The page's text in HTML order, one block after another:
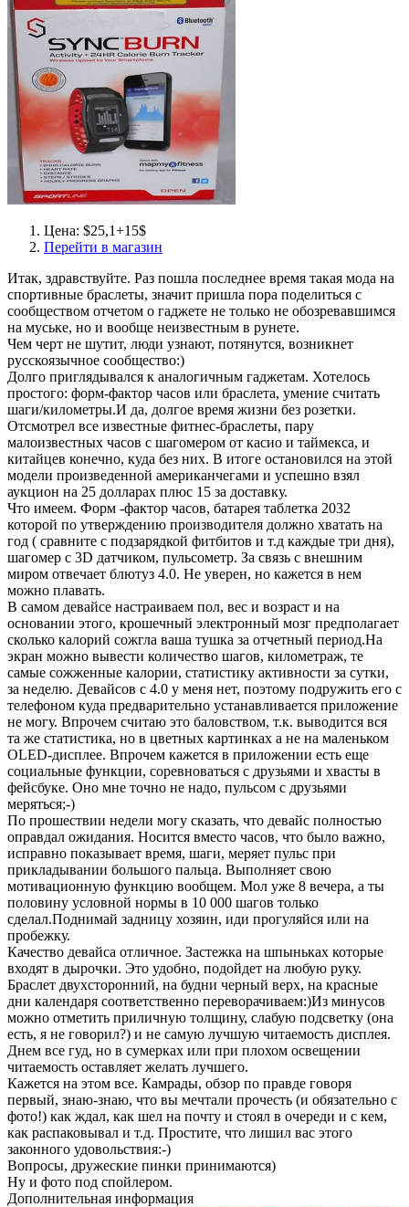
Цена: $25,1+15$
Перейти в магазин
Итак, здравствуйте. Раз пошла последнее время такая мода на
спортивные браслеты, значит пришла пора поделиться с
сообществом отчетом о гаджете не только не обозревавшимся
на муське, но и вообще неизвестным в рунете.
Чем черт не шутит, люди узнают, потянутся, возникнет
русскоязычное сообщество:)
Долго приглядывался к аналогичным гаджетам. Хотелось
простого: форм-фактор часов или браслета, умение считать
шаги/километры.И да, долгое время жизни без розетки.
Отсмотрел все известные фитнес-браслеты, пару
малоизвестных часов с шагомером от касио и таймекса, и
китайцев конечно, куда без них. В итоге остановился на этой
модели произведенной американчегами и успешно взял
аукцион на 25 долларах плюс 15 за доставку.
Что имеем. Форм -фактор часов, батарея таблетка 2032
которой по утверждению производителя должно хватать на
год ( сравните с подзарядкой фитбитов и т.д каждые три дня),
шагомер с 3D датчиком, пульсометр. За связь с внешним
миром отвечает блютуз 4.0. Не уверен, но кажется в нем
можно плавать.
В самом девайсе настраиваем пол, вес и возраст и на
основании этого, крошечный электронный мозг предполагает
сколько калорий сожгла ваша тушка за отчетный период.На
экран можно вывести количество шагов, километраж, те
самые сожженные калории, статистику активности за сутки,
за неделю. Девайсов с 4.0 у меня нет, поэтому подружить его с
телефоном куда предварительно устанавливается приложение
не могу. Впрочем считаю это баловством, т.к. выводится вся
та же статистика, но в цветных картинках а не на маленьком
OLED-дисплее. Впрочем кажется в приложении есть еще
социальные функции, соревноваться с друзьями и хвасты в
фейсбуке. Оно мне точно не надо, пульсом с друзьями
меряться;-)
По прошествии недели могу сказать, что девайс полностью
оправдал ожидания. Носится вместо часов, что было важно,
исправно показывает время, шаги, меряет пульс при
прикладывании большого пальца. Выполняет свою
мотивационную функцию вообщем. Мол уже 8 вечера, а ты
половину условной нормы в 10 000 шагов только
сделал.Поднимай задницу хозяин, иди прогуляйся или на
пробежку.
Качество девайса отличное. Застежка на шпыньках которые
входят в дырочки. Это удобно, подойдет на любую руку.
Браслет двухсторонний, на будни черный верх, на красные
дни календаря соответственно переворачиваем:)Из минусов
можно отметить приличную толщину, слабую подсветку (она
есть, я не говорил?) и не самую лучшую читаемость дисплея.
Днем все гуд, но в сумерках или при плохом освещении
читаемость оставляет желать лучшего.
Кажется на этом все. Камрады, обзор по правде говоря
первый, знаю-знаю, что вы мечтали прочесть (и обязательно с
фото!) как ждал, как шел на почту и стоял в очереди и с кем,
как распаковывал и т.д. Простите, что лишил вас этого
законного удовольствия:-)
Вопросы, дружеские пинки принимаются)
Ну и фото под спойлером.
Дополнительная информация